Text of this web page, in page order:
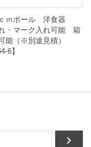
ｃｍボール 洋食器
・マーク入れ可能 箱
能（※別途見積）
6】